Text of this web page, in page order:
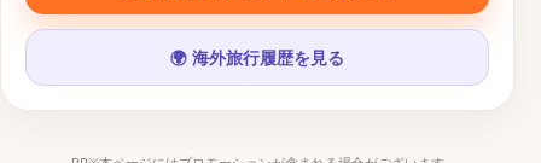
SNS・運営メディア
♪
🌍 海外旅行履歴を見る